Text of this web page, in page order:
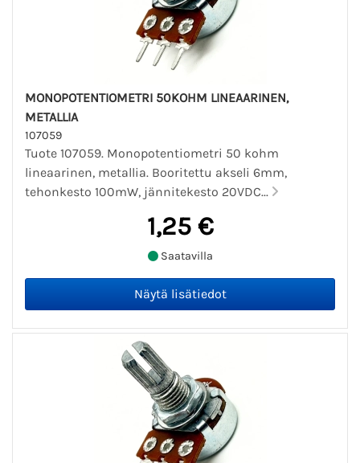
MONOPOTENTIOMETRI 50KOHM LINEAARINEN,
METALLIA
107059
Tuote 107059. Monopotentiometri 50 kohm
lineaarinen, metallia. Booritettu akseli 6mm,
tehonkesto 100mW, jännitekesto 20VDC...
1,25 €
Saatavilla